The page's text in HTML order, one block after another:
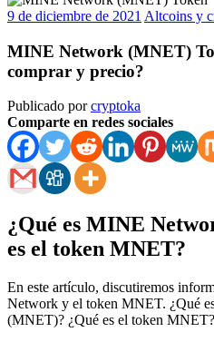
9 de diciembre de 2021 Altcoins y
MINE Network (MNET)
comprar y precio?
Publicado porcryptoka
Comparte en redes sociales
¿Qué es MINE
es el token MNET?
En este artículo, discutiremos
Network y el token MNET. ¿Qué
(MNET)? ¿Qué es el token MNET?